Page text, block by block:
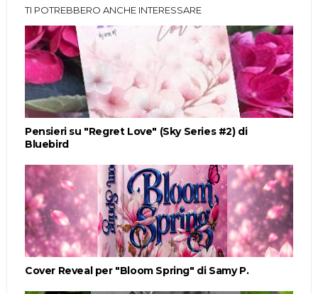
TI POTREBBERO ANCHE INTERESSARE
Pensieri su "Regret Love" (Sky Series #2) di
Bluebird
Cover Reveal per "Bloom Spring" di Samy P.